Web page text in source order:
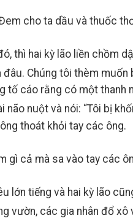
cho ta dầu và thuốc
thì hai kỳ lão liền chồm
Chúng tôi thèm
tố cáo rằng có một thanh
não nuột và nói: “Tôi bị
thoát khỏi tay các ông.
gì cả mà sa vào tay các
lớn tiếng và hai kỳ lão
vườn, các gia nhân đổ